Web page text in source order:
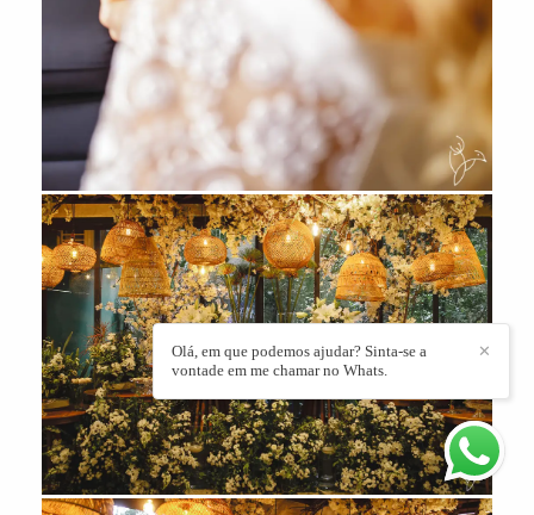
✕
Olá, em que podemos ajudar? Sinta-se a
vontade em me chamar no Whats.